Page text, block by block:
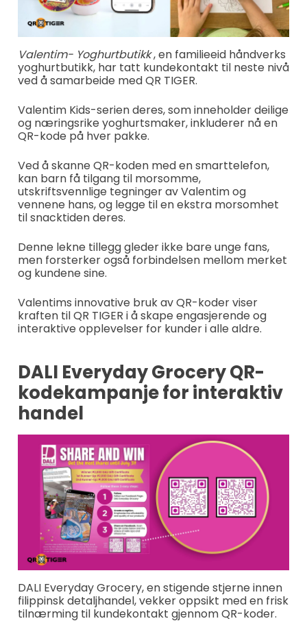
Valentim- Yoghurtbutikk, en familieeid håndverks
yoghurtbutikk, har tatt kundekontakt til neste nivå
ved å samarbeide med QR TIGER.
Valentim Kids-serien deres, som inneholder deilige
og næringsrike yoghurtsmaker, inkluderer nå en
QR-kode på hver pakke.
Ved å skanne QR-koden med en smarttelefon,
kan barn få tilgang til morsomme,
utskriftsvennlige tegninger av Valentim og
vennene hans, og legge til en ekstra morsomhet
til snacktiden deres.
Denne lekne tillegg gleder ikke bare unge fans,
men forsterker også forbindelsen mellom merket
og kundene sine.
Valentims innovative bruk av QR-koder viser
kraften til QR TIGER i å skape engasjerende og
interaktive opplevelser for kunder i alle aldre.
DALI Everyday Grocery QR-
kodekampanje for interaktiv
handel
DALI Everyday Grocery, en stigende stjerne innen
filippinsk detaljhandel, vekker oppsikt med en frisk
tilnærming til kundekontakt gjennom QR-koder.